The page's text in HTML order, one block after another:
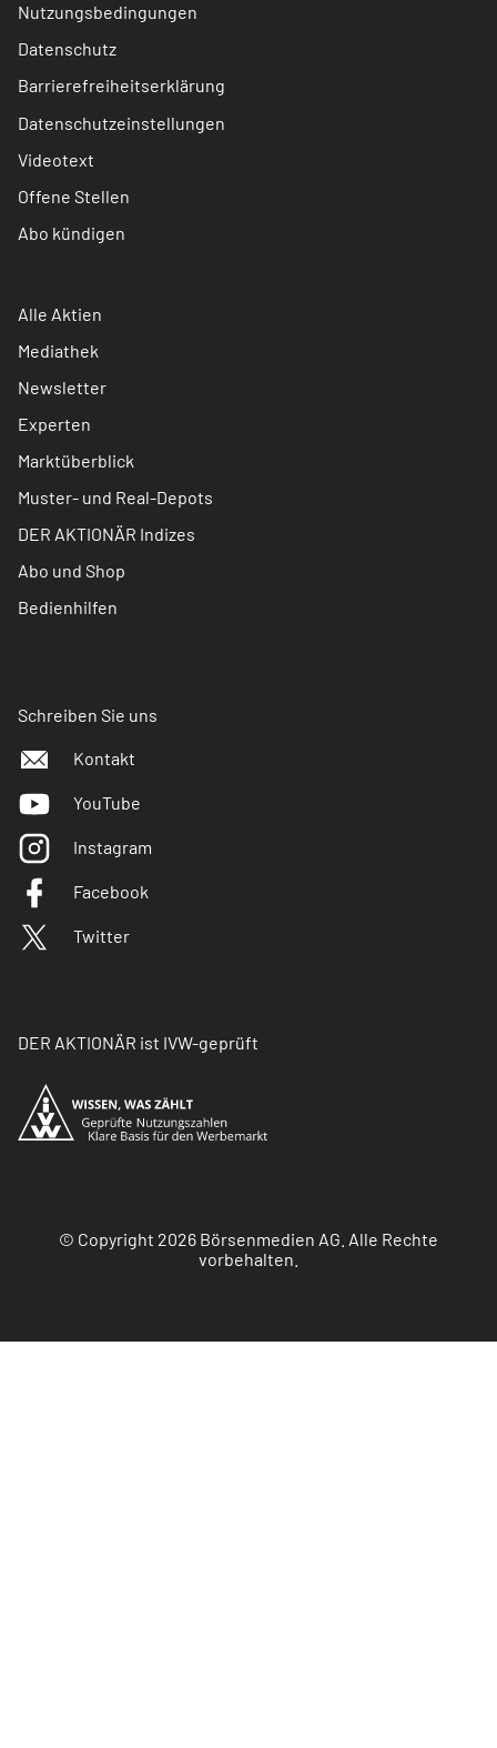
Nutzungsbedingungen
Datenschutz
Barrierefreiheitserklärung
Datenschutzeinstellungen
Videotext
Offene Stellen
Abo kündigen
Alle Aktien
Mediathek
Newsletter
Experten
Marktüberblick
Muster- und Real-Depots
DER AKTIONÄR Indizes
Abo und Shop
Bedienhilfen
Schreiben Sie uns
Kontakt
YouTube
Instagram
Facebook
Twitter
DER AKTIONÄR ist IVW-geprüft
© Copyright 2026 Börsenmedien AG. Alle Rechte
vorbehalten.